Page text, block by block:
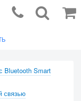
Bluetooth Smart
связью